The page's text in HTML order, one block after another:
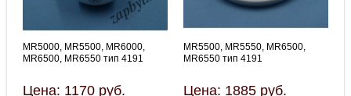
MR5000, MR5500, MR6000,
MR6500, MR6550 тип 4191
Цена: 1170 руб.
MR5500, MR5550, MR6500,
MR6550 тип 4191
Цена: 1885 руб.